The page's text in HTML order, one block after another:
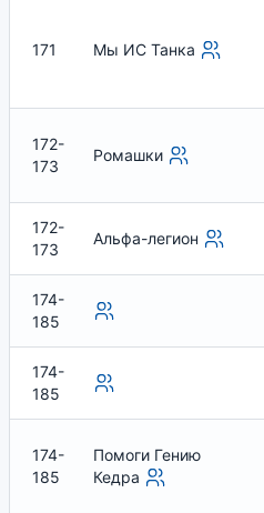
171 Мы ИС Танка
172-
173
Ромашки
172-
173
Альфа-легион
174-
185
174-
185
174-
185
Помоги Гению
Кедра